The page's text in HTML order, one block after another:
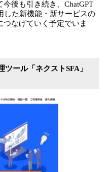
後も引き続き、ChatGPT
した新機能・新サービスの
なげていく予定でいま
ール「ネクストSFA」